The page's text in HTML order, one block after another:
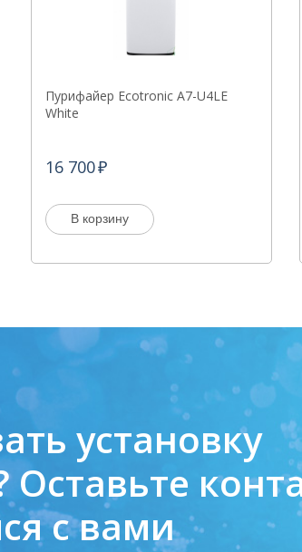
Пурифайер Ecotronic A7-U4LE
White
16 700
В корзину
установку
Оставьте
с вами